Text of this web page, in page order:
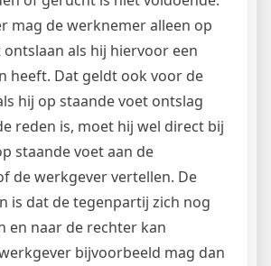
mag de werknemer alleen op
als hij hiervoor een
heeft. Dat geldt ook voor de
hij op staande voet ontslag
reden is, moet hij wel direct bij
staande voet aan de
de werkgever vertellen. De
is dat de tegenpartij zich nog
en naar de rechter kan
bijvoorbeeld mag dan